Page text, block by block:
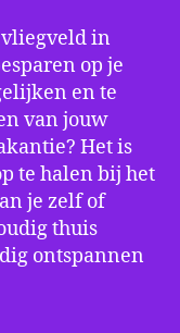
in
op je
en te
van jouw
Het is
te halen bij het
je zelf of
thuis
ontspannen